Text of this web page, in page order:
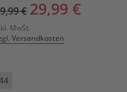
€ 29,99 €
MwSt.
Versandkosten